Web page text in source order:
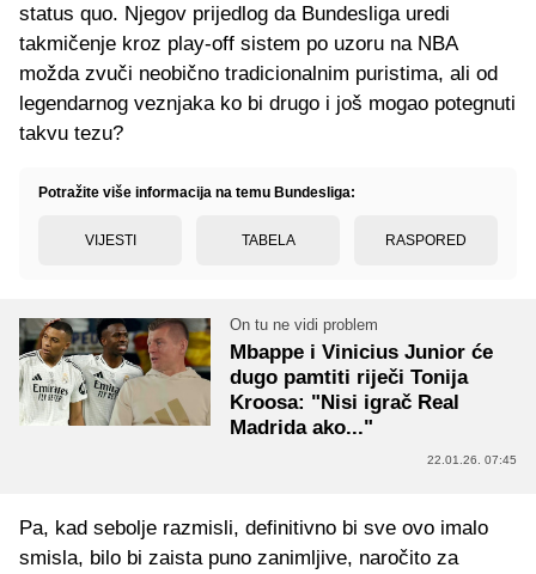
status quo. Njegov prijedlog da Bundesliga uredi
takmičenje kroz play‑off sistem po uzoru na NBA
možda zvuči neobično tradicionalnim puristima, ali od
legendarnog veznjaka ko bi drugo i još mogao potegnuti
takvu tezu?
Potražite više informacija na temu Bundesliga:
VIJESTI TABELA RASPORED
On tu ne vidi problem
Mbappe i Vinicius Junior će
dugo pamtiti riječi Tonija
Kroosa: "Nisi igrač Real
Madrida ako..."
22.01.26. 07:45
Pa, kad sebolje razmisli, definitivno bi sve ovo imalo
smisla, bilo bi zaista puno zanimljive, naročito za